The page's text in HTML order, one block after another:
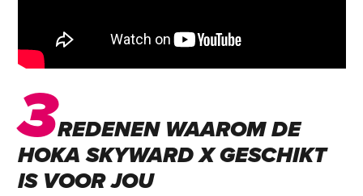
3REDENEN WAAROM DE
HOKA SKYWARD X GESCHIKT
IS VOOR JOU